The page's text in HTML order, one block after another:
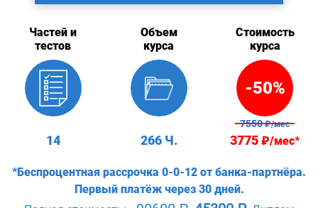
Частей и
тестов
14
Объем
курса
266 Ч.
Стоимость
курса
-50%
7550₽/мес
3775₽/мес*
*Беспроцентная рассрочка 0-0-12 от банка-партнёра.
Первый платёж через 30 дней.